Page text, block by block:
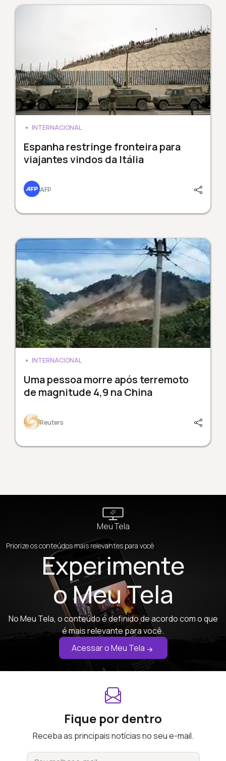
INTERNACIONAL
Espanha restringe fronteira para
viajantes vindos da Itália
AFP
INTERNACIONAL
Uma pessoa morre após terremoto
de magnitude 4,9 na China
Reuters
Meu Tela
Priorize os conteúdos mais relevantes para você
Experimente
o Meu Tela
No Meu Tela, o conteúdo é definido de acordo com o que
é mais relevante para você.
Acessar o Meu Tela
Fique por dentro
Receba as principais notícias no seu e-mail.